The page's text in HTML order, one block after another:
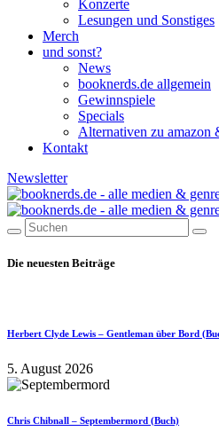
Konzerte
Lesungen und Sonstiges
Merch
und sonst?
News
booknerds.de allgemein
Gewinnspiele
Specials
Alternativen zu amazon
Kontakt
Newsletter
Die neuesten Beiträge
Herbert Clyde Lewis – Gentleman über Bord
5. August 2026
Chris Chibnall – Septembermord (Buch)